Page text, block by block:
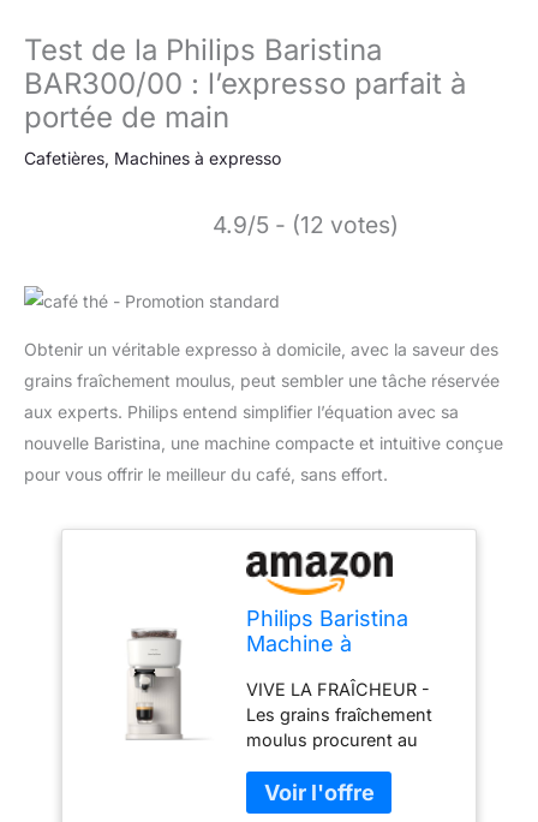
Test de la Philips Baristina
BAR300/00 : l’expresso parfait à
portée de main
Cafetières, Machines à expresso
4.9/5 - (12 votes)
Obtenir un véritable expresso à domicile, avec la saveur des
grains fraîchement moulus, peut sembler une tâche réservée
aux experts. Philips entend simplifier l’équation avec sa
nouvelle Baristina, une machine compacte et intuitive conçue
pour vous offrir le meilleur du café, sans effort.
Philips Baristina
Machine à
véritable expresso,
en toute simplicité -
Compacte - 16 bars
de pression -
Broyeur intégré -
VIVE LA FRAÎCHEUR -
Les grains fraîchement
moulus procurent au
riches UN VÉRITABLE
EXPRESSO, EN TOUTE